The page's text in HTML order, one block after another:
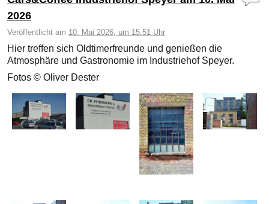
2026
Veröffentlicht am 10. Mai 2026, um 15:51 Uhr
Hier treffen sich Oldtimerfreunde und genießen die
Atmosphäre und Gastronomie im Industriehof Speyer.
Fotos © Oliver Dester